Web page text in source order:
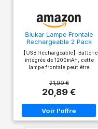
Blukar Lampe Frontale
Rechargeable 2 Pack
2000L Super Lumineux
IPX5 Étanche
【USB Rechargeable】Batterie
intégrée de 1200mAh, cette
lampe frontale peut être
inclus. Le phare puissant peut
supporter des activités de
plein air à long terme après
une charge complète, vous
offrant une durée d'éclairage
plus longue et une expérience
21,99 €
20,89 €